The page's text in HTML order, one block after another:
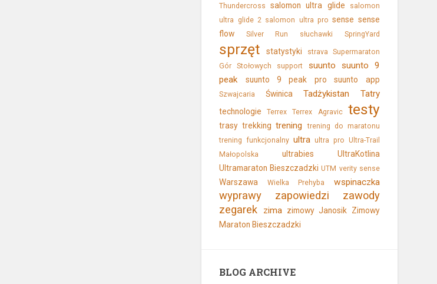
Thundercross
salomon ultra glide
salomon
ultra glide 2 salomon ultra pro sense sense
flow
Silver Run słuchawki SpringYard
sprzęt statystyki strava
Supermaraton
Gór Stołowych
support suunto
suunto 9
peak
suunto 9 peak pro suunto app
Szwajcaria Świnica Tadżykistan Tatry
technologie Terrex Terrex Agravic testy
trasy trekking trening
trening do maratonu
trening funkcjonalny ultra ultra pro Ultra-Trail
Małopolska
ultrabies
UltraKotlina
Ultramaraton Bieszczadzki UTM verity sense
Warszawa Wielka Prehyba wspinaczka
wyprawy zapowiedzi
zawody
zegarek
zima zimowy Janosik Zimowy
Maraton Bieszczadzki
BLOG ARCHIVE